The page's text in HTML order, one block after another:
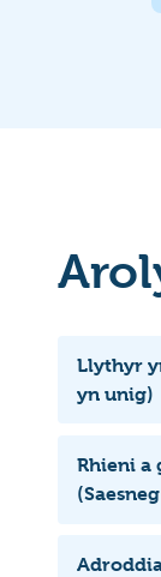
Llythyr
yn unig)
Rhieni a